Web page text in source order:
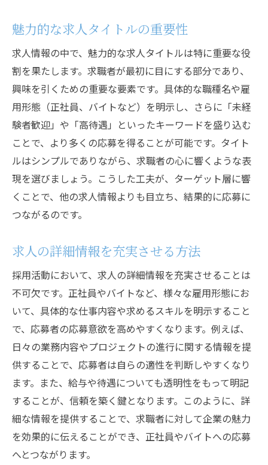
フィードバックの質を高める方法
応募データの分析と改善策
バイトから正社員まで多様な人材を獲得する秘
訣
異なる雇用形態の求人戦略
多様性を重視した採用のメリット
柔軟な勤務条件の提示
キャリアパスの明確化
社内教育制度の活用法
ロイヤルティを高める職場環境
求人情報と企業文化の一致
応募者の期待を超える情報提供
競合他社との差別化戦略
求人広告の心理的効果
応募者のニーズを捉えた表現
ブランドイメージ向上への貢献
応募を促進するための効果的な採用戦略の立案
候補者体験を向上させる方法
魅力的なオファーの作成
リファラルプログラムの活用
モバイル対応の重要性
魅力的な求人タイトルの重要性
求人情報の中で、魅力的な求人タイトルは特に重要な役
割を果たします。求職者が最初に目にする部分であり、
興味を引くための重要な要素です。具体的な職種名や雇
用形態（正社員、バイトなど）を明示し、さらに「未経
験者歓迎」や「高待遇」といったキーワードを盛り込む
ことで、より多くの応募を得ることが可能です。タイト
ルはシンプルでありながら、求職者の心に響くような表
現を選びましょう。こうした工夫が、ターゲット層に響
くことで、他の求人情報よりも目立ち、結果的に応募に
つながるのです。
求人の詳細情報を充実させる方法
採用活動において、求人の詳細情報を充実させることは
不可欠です。正社員やバイトなど、様々な雇用形態にお
いて、具体的な仕事内容や求めるスキルを明示すること
で、応募者の応募意欲を高めやすくなります。例えば、
日々の業務内容やプロジェクトの進行に関する情報を提
供することで、応募者は自らの適性を判断しやすくなり
ます。また、給与や待遇についても透明性をもって明記
することが、信頼を築く鍵となります。このように、詳
細な情報を提供することで、求職者に対して企業の魅力
を効果的に伝えることができ、正社員やバイトへの応募
へとつながります。